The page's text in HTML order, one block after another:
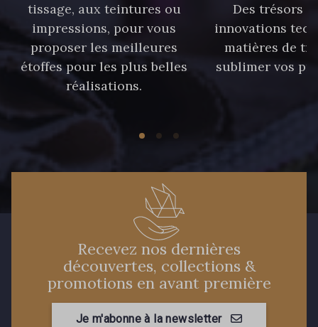
tissage, aux teintures ou
impressions, pour vous
proposer les meilleures
étoffes pour les plus belles
réalisations.
Des trésors
innovations
matières de
sublimer vos
Recevez nos dernières
découvertes, collections &
promotions en avant première
Je m'abonne à la newsletter